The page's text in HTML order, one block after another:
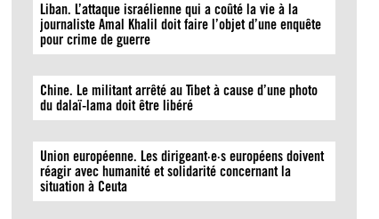
Liban. L’attaque israélienne qui a coûté la vie à la
journaliste Amal Khalil doit faire l’objet d’une enquête
pour crime de guerre
Chine. Le militant arrêté au Tibet à cause d’une photo
du dalaï-lama doit être libéré
Union européenne. Les dirigeant·e·s européens doivent
réagir avec humanité et solidarité concernant la
situation à Ceuta